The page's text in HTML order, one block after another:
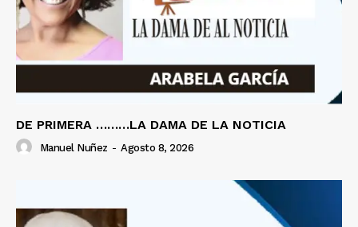
DE PRIMERA ………LA DAMA DE LA NOTICIA
Manuel Nuñez - Agosto 8, 2026